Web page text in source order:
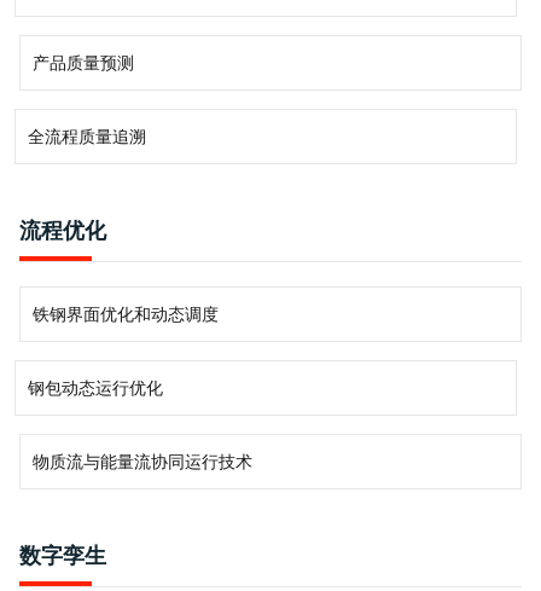
产品质量预测
全流程质量追溯
流程优化
铁钢界面优化和动态调度
钢包动态运行优化
物质流与能量流协同运行技术
数字孪生